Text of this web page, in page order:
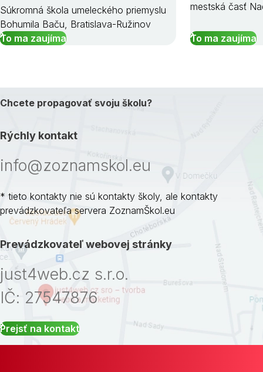
Súkromná škola umeleckého priemyslu
Bohumila Baču, Bratislava-Ružinov
To ma zaujíma
mestská časť
To ma zaujíma
Chcete propagovať svoju školu?
Rýchly kontakt
info@zoznamskol.eu
* tieto kontakty nie sú kontakty školy, ale kontakty
prevádzkovateľa servera ZoznamŠkol.eu
Prevádzkovateľ webovej stránky
just4web.cz s.r.o.
IČ: 27547876
Prejsť na kontakt